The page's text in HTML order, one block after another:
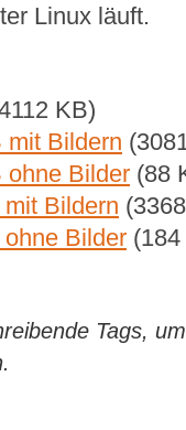
Linux läuft.
KB)
mit Bildern
ohne Bilder (88
Bildern
Bilder
Tags,